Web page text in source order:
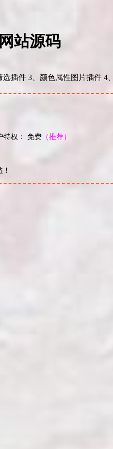
站源码
插件 3、颜色属性图片插件
权： 免费 （推荐）